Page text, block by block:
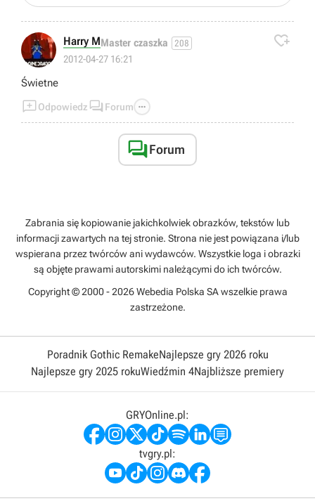
Harry MMaster czaszka 208
2012-04-27 16:21

Świetne
Odpowiedz  Forum 
Forum
Zabrania się kopiowanie jakichkolwiek obrazków, tekstów lub
informacji zawartych na tej stronie. Strona nie jest powiązana i/lub
wspierana przez twórców ani wydawców. Wszystkie loga i obrazki
są objęte prawami autorskimi należącymi do ich twórców.
Copyright © 2000 - 2026 Webedia Polska SA wszelkie prawa
zastrzeżone.
Poradnik Gothic RemakeNajlepsze gry 2026 roku
Najlepsze gry 2025 rokuWiedźmin 4Najbliższe premiery
GRYOnline.pl:
tvgry.pl: